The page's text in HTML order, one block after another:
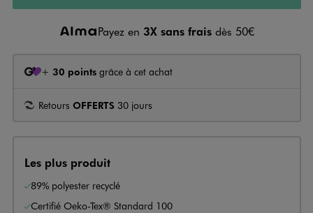
Payez en 3X sans frais dès 50€
+ 30 points grâce à cet achat
Retours OFFERTS 30 jours
Les plus produit
89% polyester recyclé
Certifié Oeko-Tex® Standard 100